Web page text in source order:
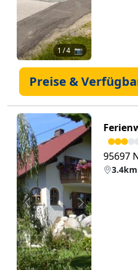
1 / 4 📷
Preise &
Zurück Weiter
95697
3.4km